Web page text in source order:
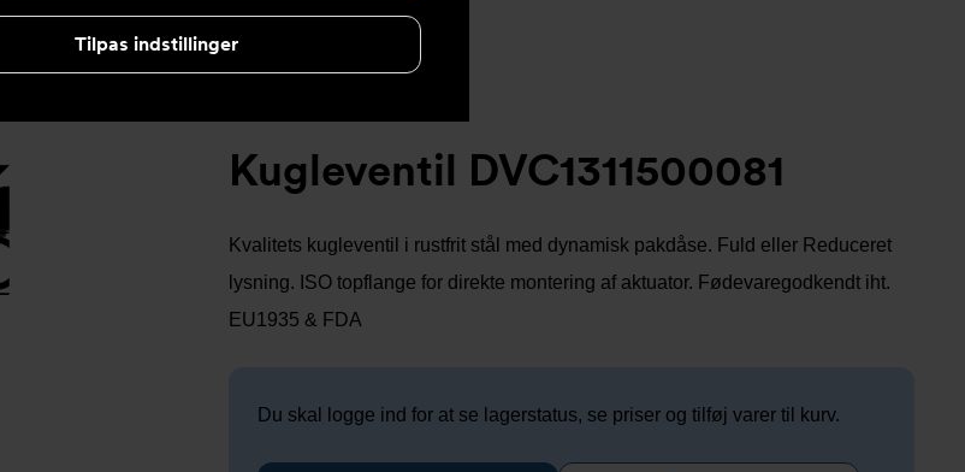
Tilpas indstillinger
Kugleventil DVC1311500081
Kvalitets kugleventil i rustfrit stål med dynamisk pakdåse. Fuld eller Reduceret
lysning. ISO topflange for direkte montering af aktuator. Fødevaregodkendt iht.
EU1935 & FDA
Du skal logge ind for at se lagerstatus, se priser og tilføj varer til kurv.